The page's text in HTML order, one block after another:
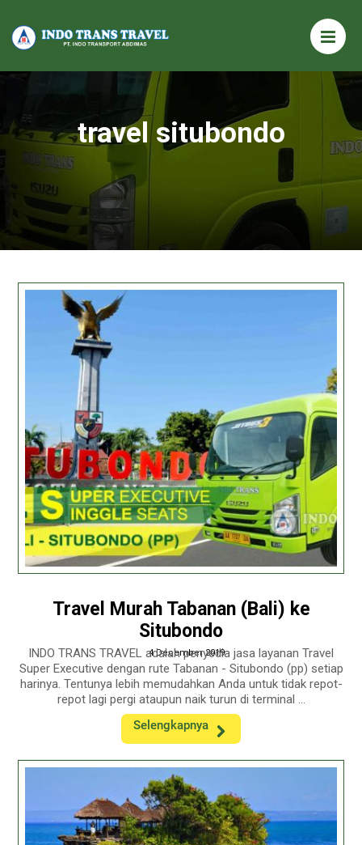
travel situbondo
Travel Murah Tabanan (Bali) ke
Situbondo
4 December 2019
INDO TRANS TRAVEL adalah penyedia jasa layanan Travel
Super Executive dengan rute Tabanan - Situbondo (pp) setiap
harinya. Tentunya lebih memudahkan Anda untuk tidak repot-
repot lagi pergi ataupun naik turun di terminal ...
Selengkapnya